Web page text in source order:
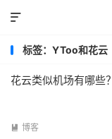

标签：YToo和花云
花云类似机场有哪些
 博客